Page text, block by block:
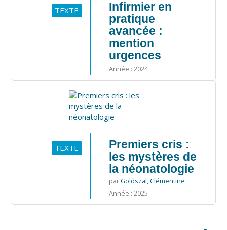
TEXTE
Infirmier en
pratique
avancée :
mention
urgences
Année : 2024
TEXTE
Premiers cris :
les mystères de
la néonatologie
parGoldszal, Clémentine
Année : 2025